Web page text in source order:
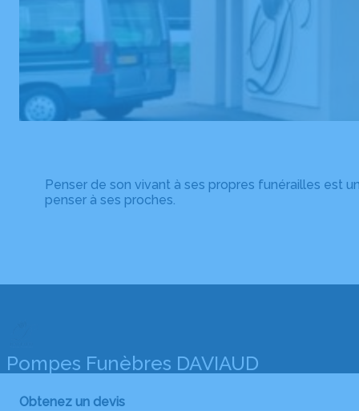
Penser de son vivant à ses propres funérailles est
penser à ses proches.
Pompes Funèbres DAVIAUD
Obtenez un devis